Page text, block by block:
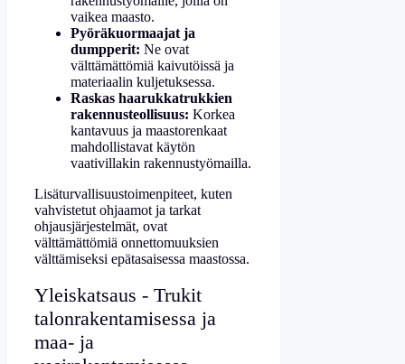
vaikea maasto.
Pyöräkuormaajat ja
dumpperit: Ne ovat
välttämättömiä kaivutöissä ja
materiaalin kuljetuksessa.
Raskas haarukkatrukkien
rakennusteollisuus: Korkea
kantavuus ja maastorenkaat
mahdollistavat käytön
vaativillakin rakennustyömailla.
Lisäturvallisuustoimenpiteet, kuten
vahvistetut ohjaamot ja tarkat
ohjausjärjestelmät, ovat
välttämättömiä onnettomuuksien
välttämiseksi epätasaisessa maastossa.
Yleiskatsaus - Trukit
talonrakentamisessa ja
maa- ja